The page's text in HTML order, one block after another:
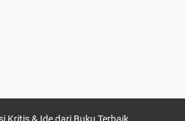
Kritis & Ide dari Buku Terbaik